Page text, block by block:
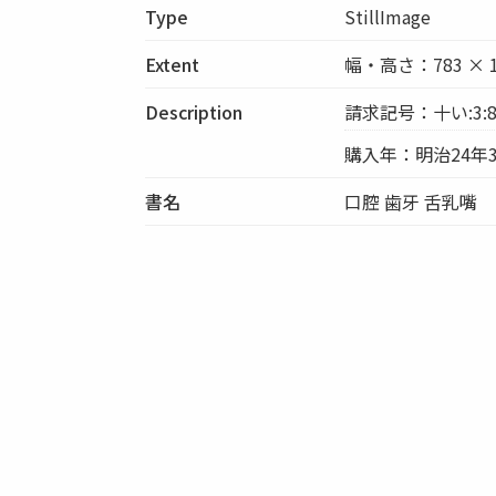
Type
StillImage
Extent
幅・高さ：783 ×
Description
請求記号：十い
購入年：明治24年
書名
口腔 歯牙 舌乳嘴